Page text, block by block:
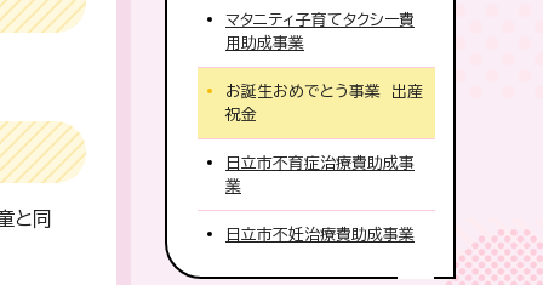
と同
マタニティ子育てタクシー費
用助成事業
お誕生おめでとう事業 出産
祝金
日立市不育症治療費助成事
業
日立市不妊治療費助成事業